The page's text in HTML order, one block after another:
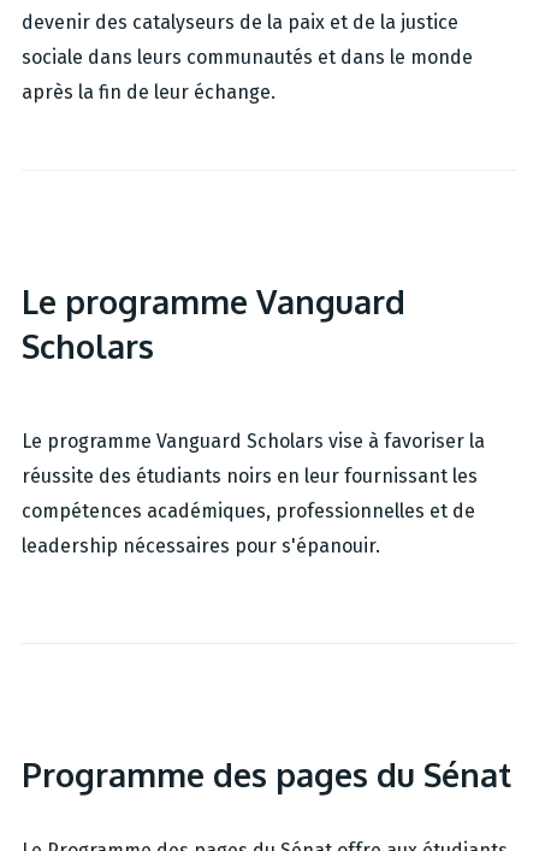
devenir des catalyseurs de la paix et de la justice
sociale dans leurs communautés et dans le monde
après la fin de leur échange.
Le programme Vanguard
Scholars
Le programme Vanguard Scholars vise à favoriser la
réussite des étudiants noirs en leur fournissant les
compétences académiques, professionnelles et de
leadership nécessaires pour s'épanouir.
Programme des pages du Sénat